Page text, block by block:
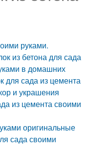
руками.
из бетона для сада
в домашних
для сада из цемента
и украшения
из цемента своими
оригинальные
сада своими